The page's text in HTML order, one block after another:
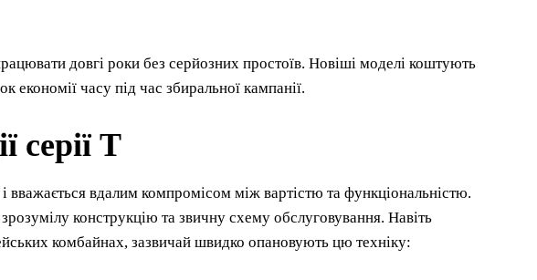
довгі роки без серйозних простоїв. Новіші моделі коштують
часу під час збиральної кампанії.
серії T
вдалим компромісом між вартістю та функціональністю.
конструкцію та звичну схему обслуговування. Навіть
комбайнах, зазвичай швидко опановують цю техніку: